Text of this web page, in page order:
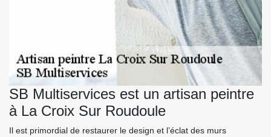
SB Multiservices est un artisan peintre
à La Croix Sur Roudoule
Il est primordial de restaurer le design et l’éclat des murs